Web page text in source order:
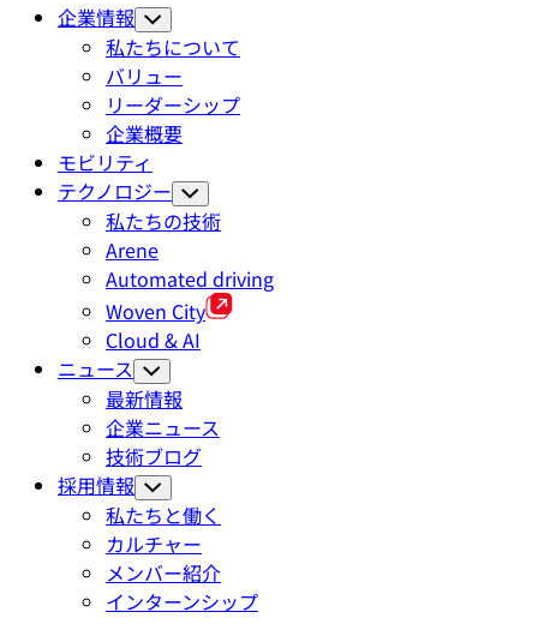
企業情報
私たちについて
バリュー
リーダーシップ
企業概要
モビリティ
テクノロジー
私たちの技術
Arene
Automated driving
Woven City
Cloud & AI
ニュース
最新情報
企業ニュース
技術ブログ
採用情報
私たちと働く
カルチャー
メンバー紹介
インターンシップ